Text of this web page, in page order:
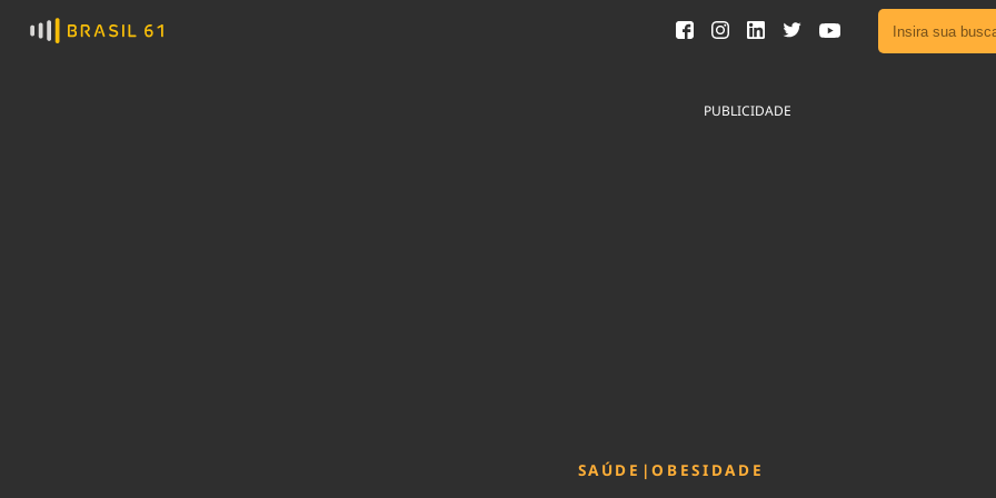
Ver
PUBLICIDADE
SAÚDE |OBESIDADE